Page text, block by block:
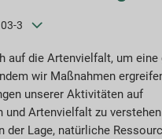
3
auf die Artenvielfalt, um eine
wir Maßnahmen
unserer Aktivitäten auf
und Artenvielfalt zu
der Lage, natürliche